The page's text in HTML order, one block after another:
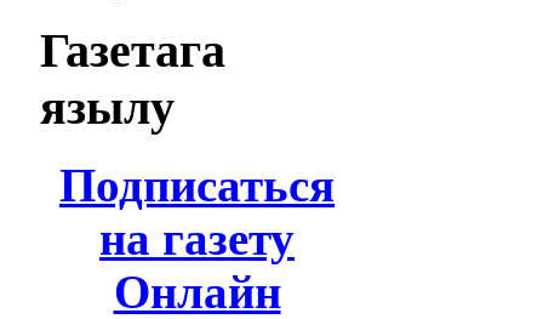
Газетага
язылу
Подписаться
на газету
Онлайн